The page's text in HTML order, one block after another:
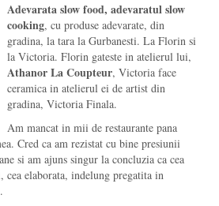
Adevarata slow food, adevaratul slow
cooking, cu produse adevarate, din
gradina, la tara la Gurbanesti. La Florin si
la Victoria. Florin gateste in atelierul lui,
Athanor La Coupteur, Victoria face
ceramica in atelierul ei de artist din
gradina, Victoria Finala.
Am mancat in mii de restaurante pana
Cred ca am rezistat cu bine presiunii
si am ajuns singur la concluzia ca cea
cea elaborata, indelung pregatita in